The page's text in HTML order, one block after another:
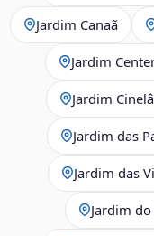
Jardim Canaã
Jardim
Jardim
Jardim das
Jardim das
Jardim